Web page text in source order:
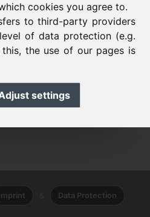
cookies you agree to.
to third-party providers
of data protection (e.g.
the use of our pages is
settings
Imprint Data Protection